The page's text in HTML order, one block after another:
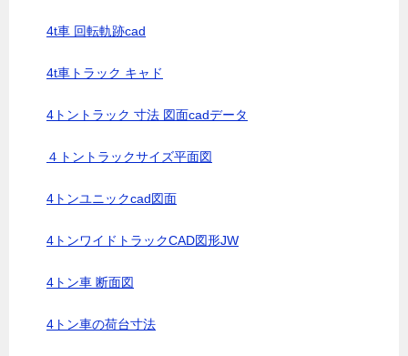
4t車 回転軌跡cad
4t車トラック キャド
4トントラック 寸法 図面cadデータ
４トントラックサイズ平面図
4トンユニックcad図面
4トンワイドトラックCAD図形JW
4トン車 断面図
4トン車の荷台寸法